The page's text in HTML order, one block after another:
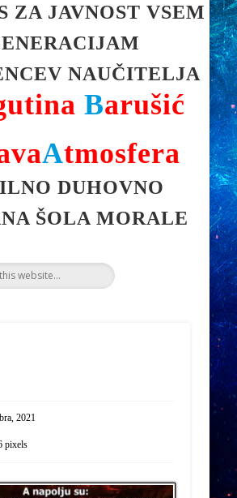
ZA JAVNOST VSEM
NAUČITELJA
Barušić
Atmosfera
DUHOVNO
ŠOLA MORALE
2021
pixels